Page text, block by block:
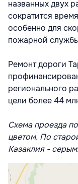
названных двух
сократится
особенно для
пожарной
Ремонт дороги
регионального
цели более 44
Схема проезда
цветом. По
Казаклия - серым.